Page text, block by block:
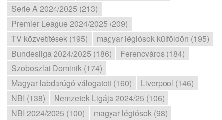
Serie A 2024/2025 (213)
Premier League 2024/2025 (209)
TV közvetítések (195)
magyar légiósok külföldön (195)
Bundesliga 2024/2025 (186)
Ferencváros (184)
Szoboszlai Dominik (174)
Magyar labdarúgó válogatott (160)
Liverpool (146)
NBI (138)
Nemzetek Ligája 2024/25 (106)
NBI 2024/2025 (100)
magyar légiósok (98)